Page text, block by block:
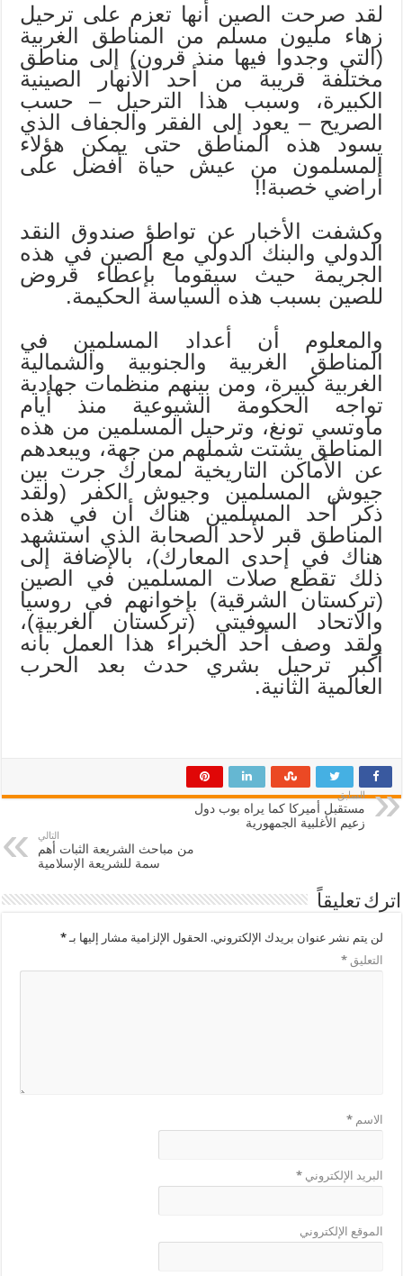
لقد صرحت الصين أنها تعزم على ترحيل
زهاء مليون مسلم من المناطق الغربية
(التي وجدوا فيها منذ قرون) إلى مناطق
مختلفة قريبة من أحد الأنهار الصينية
الكبيرة، وسبب هذا الترحيل – حسب
الصريح – يعود إلى الفقر والجفاف الذي
يسود هذه المناطق حتى يمكن هؤلاء
المسلمون من عيش حياة أفضل على
أراضي خصبة!!
وكشفت الأخبار عن تواطؤ صندوق النقد
الدولي والبنك الدولي مع الصين في هذه
الجريمة حيث سيقوما بإعطاء قروض
للصين بسبب هذه السياسة الحكيمة.
والمعلوم أن أعداد المسلمين في
المناطق الغربية والجنوبية والشمالية
الغربية كبيرة، ومن بينهم منظمات جهادية
تواجه الحكومة الشيوعية منذ أيام
ماوتسي تونغ، وترحيل المسلمين من هذه
المناطق يشتت شملهم من جهة، ويبعدهم
عن الأماكن التاريخية لمعارك جرت بين
جيوش المسلمين وجيوش الكفر (ولقد
ذكر أحد المسلمين هناك أن في هذه
المناطق قبر لأحد الصحابة الذي استشهد
هناك في إحدى المعارك)، بالإضافة إلى
ذلك تقطع صلات المسلمين في الصين
(تركستان الشرقية) بإخوانهم في روسيا
والاتحاد السوفيتي (تركستان الغربية)،
ولقد وصف أحد الخبراء هذا العمل بأنه
أكبر ترحيل بشري حدث بعد الحرب
العالمية الثانية.
السابق
مستقبل أميركا كما يراه بوب دول
زعيم الأغلبية الجمهورية
التالي
من مباحث الشريعة الثبات أهم
سمة للشريعة الإسلامية
اترك تعليقاً
لن يتم نشر عنوان بريدك الإلكتروني. الحقول الإلزامية مشار إليها بـ*
التعليق*
الاسم*
البريد الإلكتروني*
الموقع الإلكتروني